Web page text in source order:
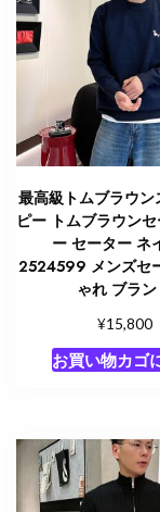
ブ
ル
ー
2525049
ム
ブ
ラ
ウ
ア
殿
最高級トムブラウン
ピー トムブラウン
ー セーター ネ
2524599 メンズセ
ゃれ ブラン
¥15,800
お買い物カゴ